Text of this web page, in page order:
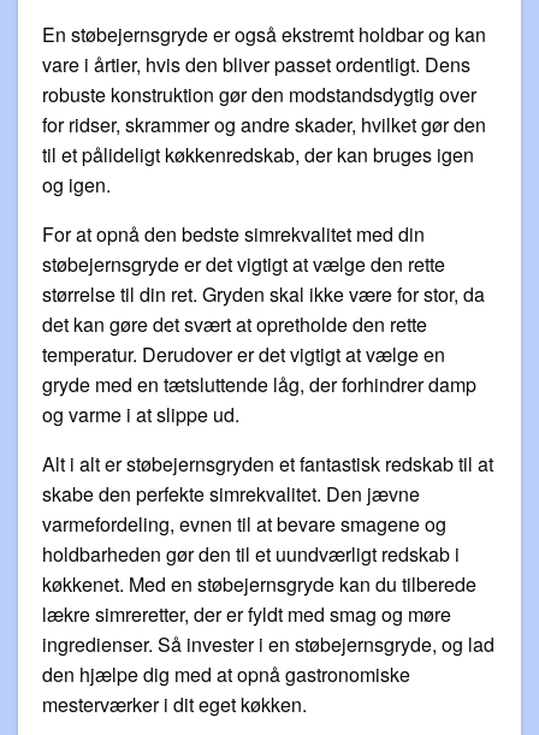
En støbejernsgryde er også ekstremt holdbar og kan
vare i årtier, hvis den bliver passet ordentligt. Dens
robuste konstruktion gør den modstandsdygtig over
for ridser, skrammer og andre skader, hvilket gør den
til et pålideligt køkkenredskab, der kan bruges igen
og igen.
For at opnå den bedste simrekvalitet med din
støbejernsgryde er det vigtigt at vælge den rette
størrelse til din ret. Gryden skal ikke være for stor, da
det kan gøre det svært at opretholde den rette
temperatur. Derudover er det vigtigt at vælge en
gryde med en tætsluttende låg, der forhindrer damp
og varme i at slippe ud.
Alt i alt er støbejernsgryden et fantastisk redskab til at
skabe den perfekte simrekvalitet. Den jævne
varmefordeling, evnen til at bevare smagene og
holdbarheden gør den til et uundværligt redskab i
køkkenet. Med en støbejernsgryde kan du tilberede
lækre simreretter, der er fyldt med smag og møre
ingredienser. Så invester i en støbejernsgryde, og lad
den hjælpe dig med at opnå gastronomiske
mesterværker i dit eget køkken.